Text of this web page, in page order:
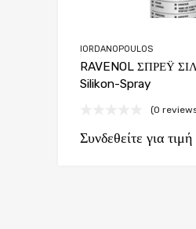
IORDANOPOULOS
RAVENOL ΣΠΡΕΫ
Silikon-Spray
(0
Συνδεθείτε για τιμή